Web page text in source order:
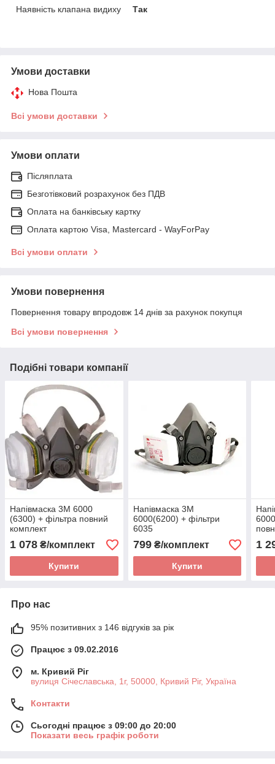
Наявність клапана видиху
Так
Умови доставки
Нова Пошта
Всі умови доставки
Умови оплати
Післяплата
Безготівковий розрахунок без ПДВ
Оплата на банківську картку
Оплата картою Visa, Mastercard - WayForPay
Всі умови оплати
Умови повернення
Повернення товару впродовж 14 днів за рахунок покупця
Всі умови повернення
Подібні товари компанії
Напівмаска 3М 6000
(6300) + фільтра повний
комплект
1 078 ₴/комплект
Купити
Напівмаска 3М
6000(6200) + фільтри
6035
799₴/комплект
Купити
1
Про нас
95% позитивних з 146 відгуків за рік
Працює з 09.02.2016
м. Кривий Ріг
вулиця Січеславська, 1г, 50000, Кривий Ріг, Україна
Контакти
Сьогодні працює з 09:00 до 20:00
Показати весь графік роботи